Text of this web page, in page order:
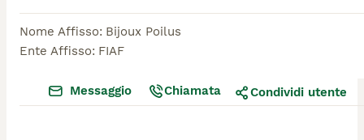
Nome Affisso: Bijoux Poilus
Ente Affisso: FIAF
Messaggio Chiamata Condividi utente